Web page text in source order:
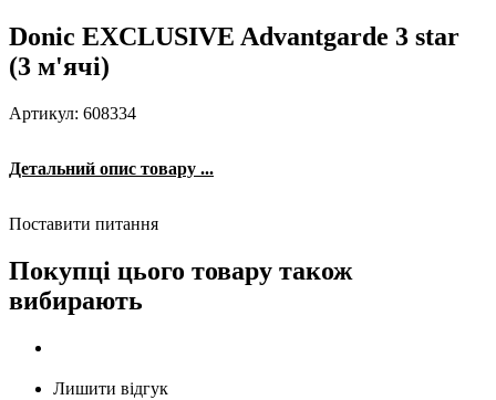
Donic EXCLUSIVE Advantgarde 3 star
(3 м'ячі)
Артикул: 608334
Детальний опис товару ...
Поставити питання
Покупці цього товару також
вибирають
Лишити відгук